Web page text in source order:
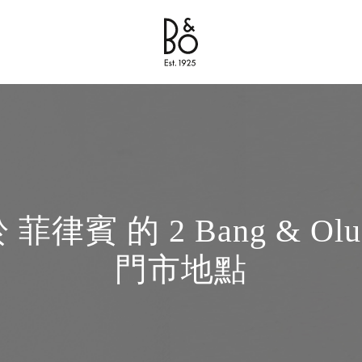
Bang & Olufsen - Exist to Create
Link Opens in New Tab
菲律賓 的 2 Bang &
門市地點